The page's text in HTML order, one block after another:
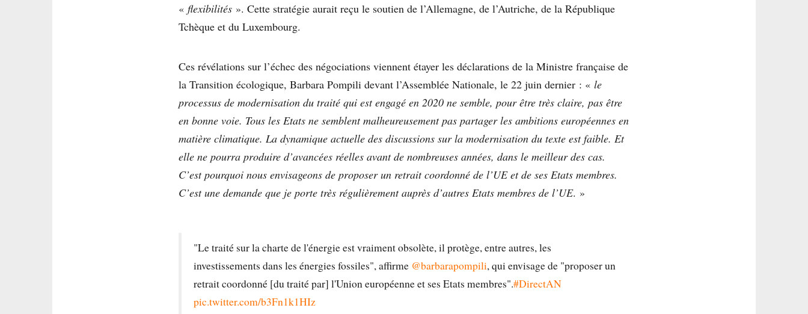
« flexibilités ». Cette stratégie aurait reçu le soutien de l’Allemagne, de l’Autriche, de la République
Tchèque et du Luxembourg.
Ces révélations sur l’échec des négociations viennent étayer les déclarations de la Ministre française de
la Transition écologique, Barbara Pompili devant l’Assemblée Nationale, le 22 juin dernier : « le
processus de modernisation du traité qui est engagé en 2020 ne semble, pour être très claire, pas être
en bonne voie. Tous les Etats ne semblent malheureusement pas partager les ambitions européennes en
matière climatique. La dynamique actuelle des discussions sur la modernisation du texte est faible. Et
elle ne pourra produire d’avancées réelles avant de nombreuses années, dans le meilleur des cas.
C’est pourquoi nous envisageons de proposer un retrait coordonné de l’UE et de ses Etats membres.
C’est une demande que je porte très régulièrement auprès d’autres Etats membres de l’UE. »
"Le traité sur la charte de l'énergie est vraiment obsolète, il protège, entre autres, les
investissements dans les énergies fossiles", affirme @barbarapompili, qui envisage de "proposer un
retrait coordonné [du traité par] l'Union européenne et ses Etats membres".#DirectAN
pic.twitter.com/b3Fn1k1HIz